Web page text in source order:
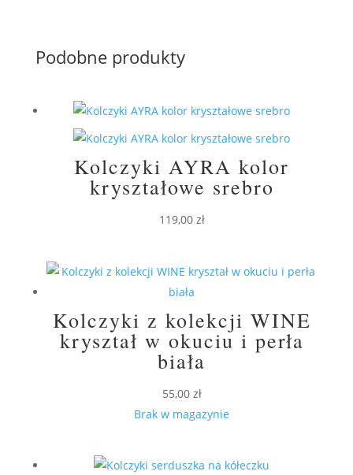
Podobne produkty
Kolczyki AYRA kolor
kryształowe srebro
119,00 zł
Kolczyki z kolekcji WINE
kryształ w okuciu i perła
biała
55,00 zł
Brak w magazynie